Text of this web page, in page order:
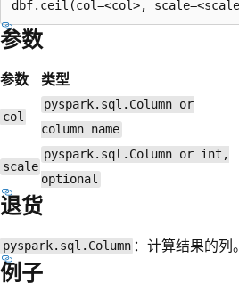
参数
参数 类型
col
pyspark.sql.Column or
column name
scale
pyspark.sql.Column or int,
optional
退货
pyspark.sql.Column ：计算结果的列。
例子